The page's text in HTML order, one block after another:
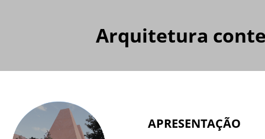
Arquitetura
APRESENTAÇÃO